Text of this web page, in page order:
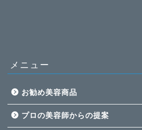
メニュー
お勧め美容商品
プロの美容師からの提案